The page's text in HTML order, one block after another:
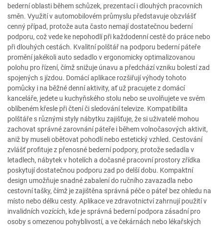
bederní oblasti během schůzek, prezentací i dlouhých pracovních
směn. Využití v automobilovém průmyslu představuje obzvlášť
cenný případ, protože auta často nemají dostatečnou bederní
podporu, což vede ke nepohodlí při každodenní cestě do práce nebo
při dlouhých cestách. Kvalitní polštář na podporu bederní páteře
promění jakékoli auto sedadlo v ergonomicky optimalizovanou
polohu pro řízení, čímž snižuje únavu a předchází vzniku bolestí zad
spojených s jízdou. Domácí aplikace rozšiřují výhody tohoto
pomůcky i na běžné denní aktivity, ať už pracujete z domácí
kanceláře, jedete u kuchyňského stolu nebo se uvolňujete ve svém
oblíbeném křesle při čtení či sledování televize. Kompatibilita
polštáře s různými styly nábytku zajišťuje, že si uživatelé mohou
zachovat správné zarovnání páteře i během volnočasových aktivit,
aniž by museli obětovat pohodlí nebo estetický vzhled. Cestování
zvlášť profituje z přenosné bederní podpory, protože sedadla v
letadlech, nábytek v hotelích a dočasné pracovní prostory zřídka
poskytují dostatečnou podporu zad po delší dobu. Kompaktní
design umožňuje snadné zabalení do ručního zavazadla nebo
cestovní tašky, čímž je zajištěna správná péče o páteř bez ohledu na
místo nebo délku cesty. Aplikace ve zdravotnictví zahrnují použití v
invalidních vozících, kde je správná bederní podpora zásadní pro
osoby s omezenou pohyblivostí, a ve čekárnách nebo lékařských